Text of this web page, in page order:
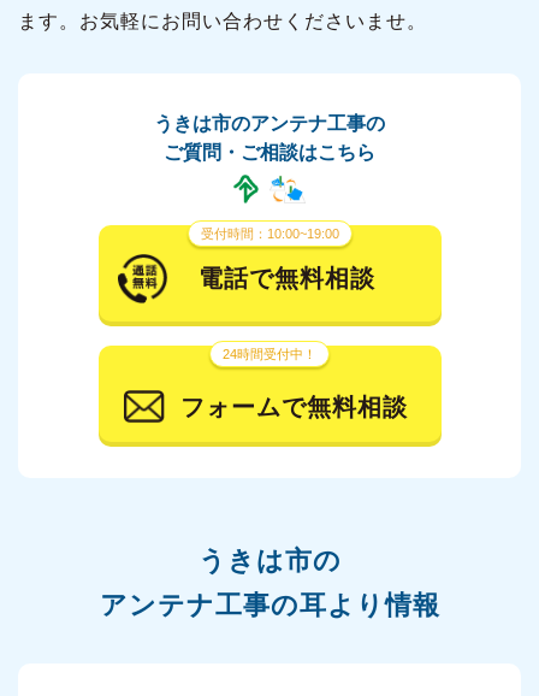
ます。お気軽にお問い合わせくださいませ。
うきは市のアンテナ工事の
ご質問・ご相談はこちら
受付時間：10:00~19:00
電話で無料相談
24時間受付中！
フォームで無料相談
うきは市の
アンテナ工事の耳より情報